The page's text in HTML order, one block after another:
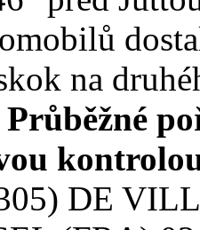
na
Průběžné
DE